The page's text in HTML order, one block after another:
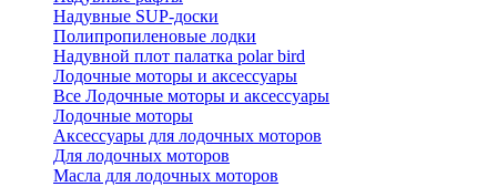
Надувные SUP-доски
Полипропиленовые лодки
Надувной плот палатка polar bird
Лодочные моторы и аксессуары
Все Лодочные моторы и аксессуары
Лодочные моторы
Аксессуары для лодочных моторов
Для лодочных моторов
Масла для лодочных моторов